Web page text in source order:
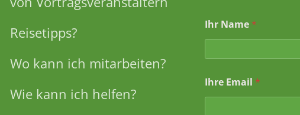
Reisetipps?
Wo kann ich mitarbeiten?
Wie kann ich helfen?
Ihr Name *
Ihre Email *